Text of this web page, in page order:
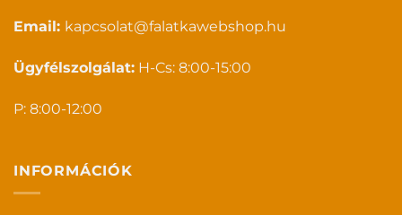
Email: kapcsolat@falatkawebshop.hu
Ügyfélszolgálat: H-Cs: 8:00-15:00
P: 8:00-12:00
INFORMÁCIÓK